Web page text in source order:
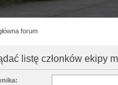
forum
listę członków ekipy